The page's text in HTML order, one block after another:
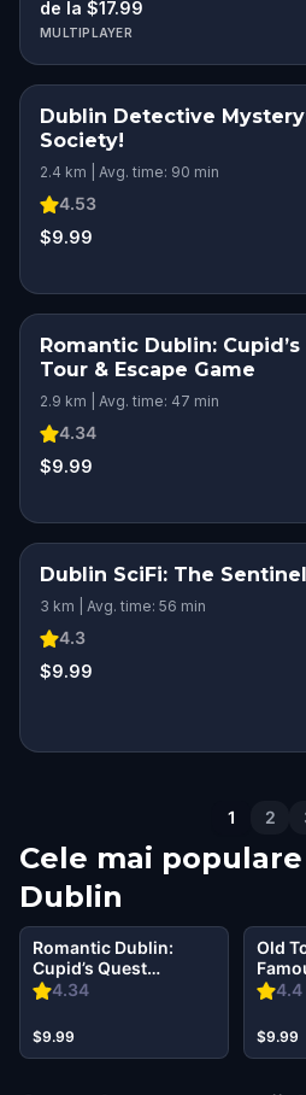
de la $17.99
MULTIPLAYER
Dublin Detective
Society!
2.4 km | Avg. time: 90 min
4.53
$9.99
Romantic Dublin:
Tour & Escape Game
2.9 km | Avg. time: 47 min
4.34
$9.99
Dublin SciFi: The
3 km | Avg. time: 56 min
4.3
$9.99
1 2
Cele mai
Dublin
4.34
Romantic Dublin:
Cupid’s Quest
Walking Tour &
$9.99
4.4
Old
$9.99